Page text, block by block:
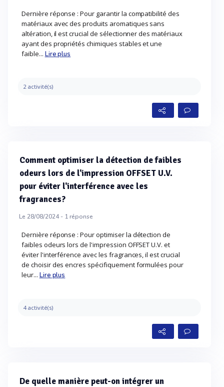
Dernière réponse : Pour garantir la compatibilité des
matériaux avec des produits aromatiques sans
altération, il est crucial de sélectionner des matériaux
ayant des propriétés chimiques stables et une
faible... Lire plus
2 activité(s)
Comment optimiser la détection de faibles
odeurs lors de l'impression OFFSET U.V.
pour éviter l'interférence avec les
fragrances?
Le 28/08/2024 - 1réponse
Dernière réponse : Pour optimiser la détection de
faibles odeurs lors de l'impression OFFSET U.V. et
éviter l'interférence avec les fragrances, il est crucial
de choisir des encres spécifiquement formulées pour
leur... Lire plus
4 activité(s)
De quelle manière peut-on intégrer un